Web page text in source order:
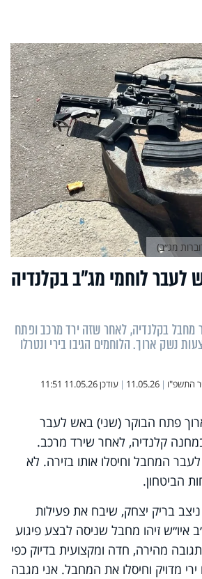
לוחמי מג"ב בקלנדיה
מחבל בקלנדיה, לאחר שזה ירד מרכב ופתח
נשק ארוך. הלוחמים הגיבו בירי ונטרלו
התשפ"ו |
11.05.26
| עודכן11.05.26 11:51
מג״ב)
פתח הבוקר (שני) באש לעבר
קלנדיה, לאחר שירד מרכב.
המחבל וחיסלו אותו בזירה. לא
הביטחון.
בריק יצחק, שיבח את פעילות
איו״ש זיהו מחבל שניסה לבצע פיגוע
מהירה, חדה ומקצועית בדיוק כפי
מדויק וחיסלו את המחבל. אני מגבה